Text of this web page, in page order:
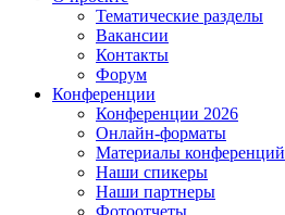
Тематические разделы
Вакансии
Контакты
Форум
Конференции
Конференции 2026
Онлайн-форматы
Материалы конференций
Наши спикеры
Наши партнеры
Фотоотчеты